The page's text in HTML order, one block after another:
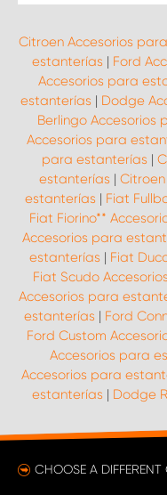
Citroen Accesorios
estanterías | Ford
Accesorios para
estanterías | Dodge
Berlingo Accesorios
Accesorios para
para estanterías |
estanterías |
estanterías | Fiat
Fiat Fiorino**
Accesorios para
estanterías | Fiat
Fiat Scudo
Accesorios para
estanterías | Ford
Ford Custom
Accesorios para
Accesorios para
estanterías | Dodge
CHOOSE A